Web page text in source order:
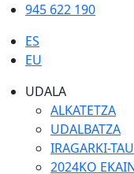
945 622 190
ES
EU
UDALA
ALKATETZA
UDALBATZA
IRAGARKI-
2024KO